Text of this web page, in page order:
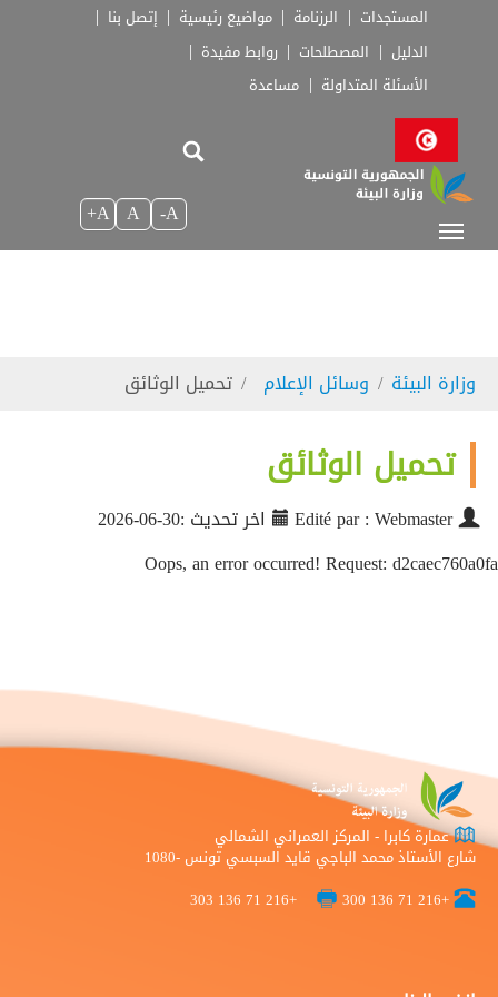
Skip to main navigation
Skip to main content
Skip to page footer
المستجدات الرزنامة مواضيع رئيسية
إتصل بنا
الدليل
المصطلحات
روابط مفيدة
الأسئلة المتداولة
مساعدة
A-
A
A+
You are here:
وزارة البيئة وسائل الإعلام تحميل الوثائق
تحميل الوثائق
Edité par : Webmaster
اخر تحديث :30-06-2026
Oops, an error occurred! Request: d2caec760a0fa
عمارة كابرا - المركز العمراني الشمالي
شارع الأستاذ محمد الباجي قايد السبسي تونس -1080
+216 71 136 300
+216 71 136 303